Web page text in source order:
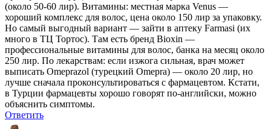
(около 50-60 лир). Витамины: местная марка Venus —
хороший комплекс для волос, цена около 150 лир за упаковку.
Но самый выгодный вариант — зайти в аптеку Farmasi (их
много в ТЦ Тортос). Там есть бренд Bioxin —
профессиональные витамины для волос, банка на месяц около
250 лир. По лекарствам: если изжога сильная, врач может
выписать Omeprazol (турецкий Omepra) — около 20 лир, но
лучше сначала проконсультироваться с фармацевтом. Кстати,
в Турции фармацевты хорошо говорят по-английски, можно
объяснить симптомы.
Ответить